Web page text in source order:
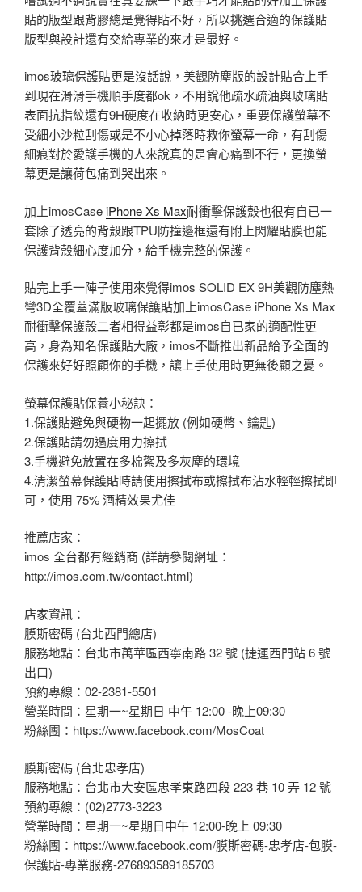
貼的版型跟背膠總是覺得貼不好，所以挑選合適的保護貼
版型與設計還有交給專業的來才是最好。
imos玻璃保護貼更是沒話說，美觀防塵版的設計貼合上手
到現在滑滑手機順手度都ok，不用說他疏水疏油與玻璃貼
表面抗指紋還有9H硬度在收納時更安心，重要保護螢幕不
受細小沙粒刮傷或是不小心掉落時救你螢幕一命，有刮傷
細痕對於愛護手機的人來說真的是會心痛到不行，更換螢
幕更是讓荷包痛到哭出來。
加上imosCaseiPhone Xs Max耐衝擊保護殼也很有自已一
套除了透亮的背殼跟TPU防撞邊框還有附上閃耀貼膜也能
保護背殼細心度加分，給手機完整的保護。
貼完上手一陣子使用來覺得imos SOLID EX 9H美觀防塵熱
彎3D全覆蓋滿版玻璃保護貼加上imosCase iPhone Xs Max
耐衝擊保護殼二者相得益彰都是imos自已家的適配性更
高，身為知名保護貼大廠，imos不斷推出新品給予全面的
保護來好好照顧你的手機，讓上手使用時更無後顧之憂。
螢幕保護貼保養小秘訣：
1.保護貼避免與硬物一起擺放 (例如硬幣、鑰匙)
2.保護貼請勿過度用力擦拭
3.手機避免放置在多棉絮及多灰塵的環境
4.清潔螢幕保護貼時請使用擦拭布或擦拭布沾水輕輕擦拭即
可，使用 75% 酒精效果尤佳
推薦店家：
imos 全台都有經銷商 (詳請參閱網址：
http://imos.com.tw/contact.html)
店家資訊：
膜斯密碼 (台北西門總店)
服務地點：台北市萬華區西寧南路 32 號 (捷運西門站 6 號
出口)
預約專線：02-2381-5501
營業時間：星期一~星期日 中午 12:00 -晚上09:30
粉絲團：https://www.facebook.com/MosCoat
膜斯密碼 (台北忠孝店)
服務地點：台北市大安區忠孝東路四段 223 巷 10 弄 12 號
預約專線：(02)2773-3223
營業時間：星期一~星期日中午 12:00-晚上 09:30
粉絲團：https://www.facebook.com/膜斯密碼-忠孝店-包膜-
保護貼-專業服務-276893589185703